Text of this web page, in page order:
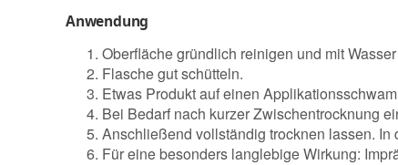
Anwendung
Oberfläche gründlich reinigen und mit
Flasche gut schütteln.
Etwas Produkt auf einen
Bei Bedarf nach kurzer Zwischentrocknung
Anschließend vollständig trocknen lassen.
Für eine besonders langlebige Wirkung: